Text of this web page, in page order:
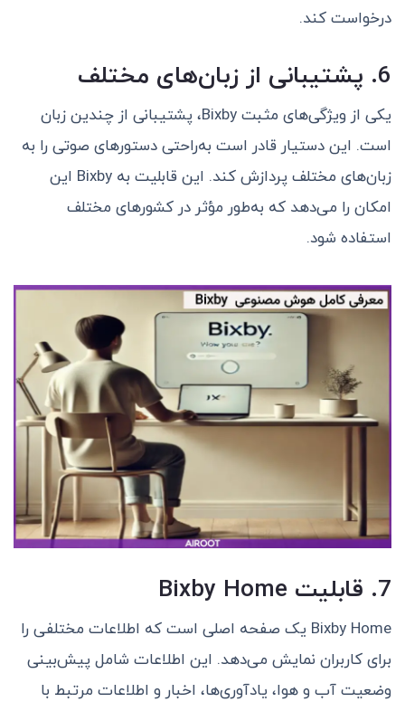
درخواست کند.
6. پشتیبانی از زبان‌های مختلف
یکی از ویژگی‌های مثبت Bixby، پشتیبانی از چندین زبان
است. این دستیار قادر است به‌راحتی دستورهای صوتی را به
زبان‌های مختلف پردازش کند. این قابلیت به Bixby این
امکان را می‌دهد که به‌طور مؤثر در کشورهای مختلف
استفاده شود.
7. قابلیت Bixby Home
Bixby Home یک صفحه اصلی است که اطلاعات مختلفی را
برای کاربران نمایش می‌دهد. این اطلاعات شامل پیش‌بینی
وضعیت آب و هوا، یادآوری‌ها، اخبار و اطلاعات مرتبط با